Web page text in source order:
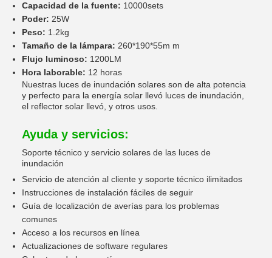
Capacidad de la fuente: 10000sets
Poder: 25W
Peso: 1.2kg
Tamaño de la lámpara: 260*190*55m m
Flujo luminoso: 1200LM
Hora laborable: 12 horas
Nuestras luces de inundación solares son de alta potencia
y perfecto para la energía solar llevó luces de inundación,
el reflector solar llevó, y otros usos.
Ayuda y servicios:
Soporte técnico y servicio solares de las luces de
inundación
Servicio de atención al cliente y soporte técnico ilimitados
Instrucciones de instalación fáciles de seguir
Guía de localización de averías para los problemas
comunes
Acceso a los recursos en línea
Actualizaciones de software regulares